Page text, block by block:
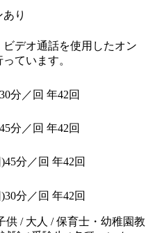
り
デオ通話を使用したオン
ています。
分／回 年42回
分／回 年42回
分／回 年42回
分／回 年42回
供 / 大人 / 保育士・幼稚園教